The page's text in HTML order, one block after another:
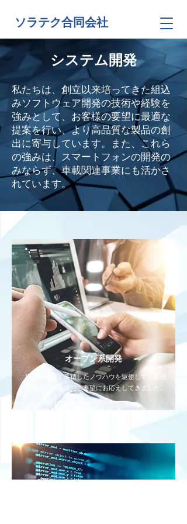
​ソラテク合同会社
システム開発
私たちは、創立以来培ってきた組込
みソフトウェア開発の技術や経験を
強みとして、お客様の要望に最適な
提案を行い、より高品質な製品の創
出に寄与しています。また、これら
の強みは、スマートフォンの開発の
みならず、車載関連事業にも活かさ
れています。
​オープン系開発
様々な技術と蓄積したノウハウを駆使して、多様
な業界のお客様のご要望にお応えしてきました。